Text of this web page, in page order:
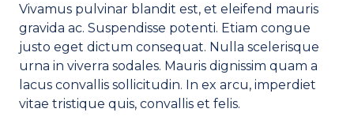
Vivamus pulvinar blandit est, et eleifend mauris
gravida ac. Suspendisse potenti. Etiam congue
justo eget dictum consequat. Nulla scelerisque
urna in viverra sodales. Mauris dignissim quam a
lacus convallis sollicitudin. In ex arcu, imperdiet
vitae tristique quis, convallis et felis.